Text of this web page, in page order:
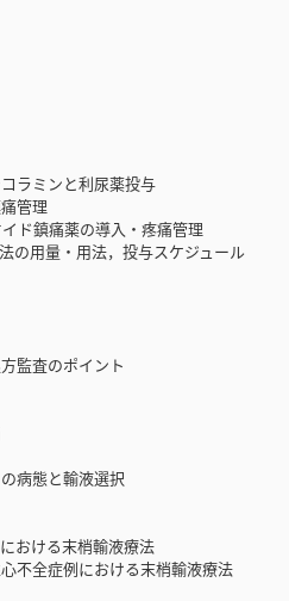
ラミンと利尿薬投与
管理
ド鎮痛薬の導入・疼痛管理
の用量・用法，投与スケジュール
監査のポイント
病態と輸液選択
おける末梢輸液療法
不全症例における末梢輸液療法